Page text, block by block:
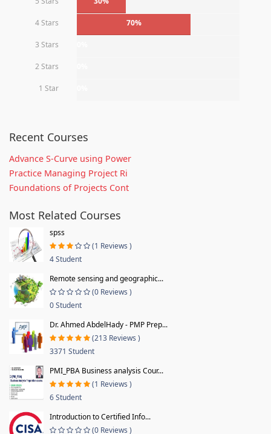
4 Stars 70%
3 Stars
2 Stars
1 Star
Recent Courses
Advance S-Curve using Power
Practice Managing Project Ri
Foundations of Projects Cont
Most Related Courses
spss
(1 Reviews )
4 Student
Remote sensing and geographic...
(0 Reviews )
0 Student
Dr. Ahmed AbdelHady - PMP Prep...
(213 Reviews )
3371 Student
PMI_PBA Business analysis Cour...
(1 Reviews )
6 Student
Introduction to Certified Info...
(0 Reviews )